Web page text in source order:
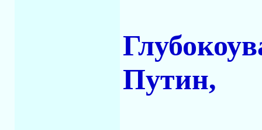
Путин,